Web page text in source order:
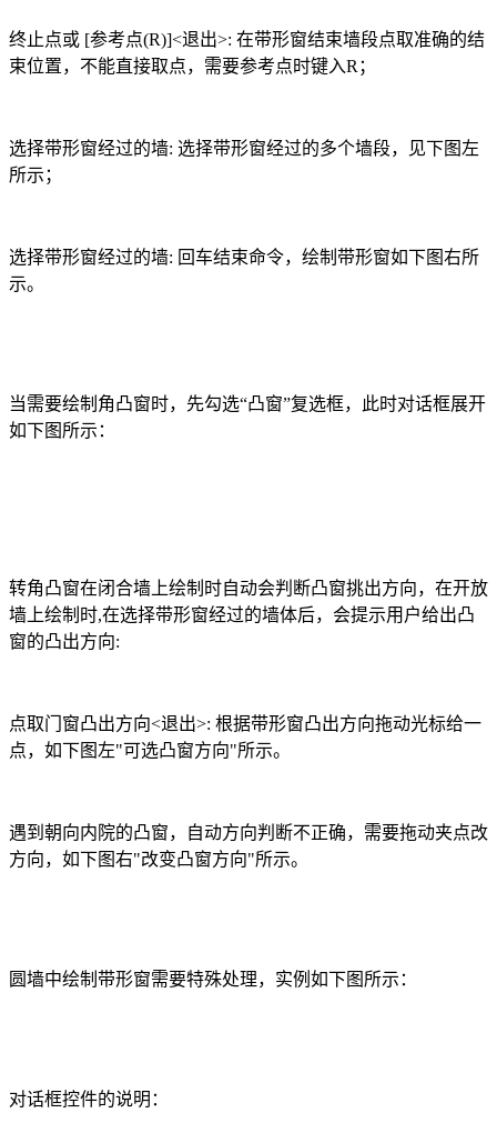
终止点或 [参考点(R)]<退出>: 在带形窗结束墙段点取准确的结
束位置，不能直接取点，需要参考点时键入R；
选择带形窗经过的墙: 选择带形窗经过的多个墙段，见下图左
所示；
选择带形窗经过的墙: 回车结束命令，绘制带形窗如下图右所
示。
当需要绘制角凸窗时，先勾选“凸窗”复选框，此时对话框展开
如下图所示：
转角凸窗在闭合墙上绘制时自动会判断凸窗挑出方向，在开放
墙上绘制时,在选择带形窗经过的墙体后，会提示用户给出凸
窗的凸出方向:
点取门窗凸出方向<退出>: 根据带形窗凸出方向拖动光标给一
点，如下图左"可选凸窗方向"所示。
遇到朝向内院的凸窗，自动方向判断不正确，需要拖动夹点改
方向，如下图右"改变凸窗方向"所示。
圆墙中绘制带形窗需要特殊处理，实例如下图所示：
对话框控件的说明：